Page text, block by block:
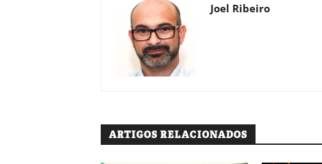
Joel Ribeiro
ARTIGOS RELACIONADOS